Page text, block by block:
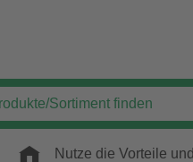
Nutze die Vorteile und